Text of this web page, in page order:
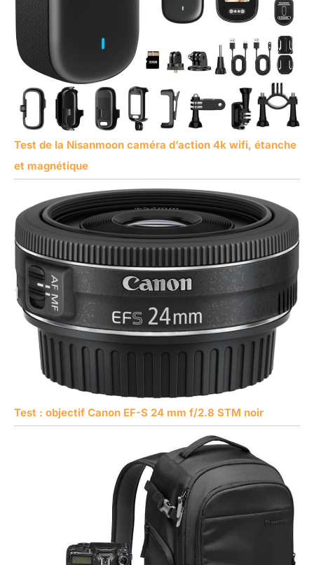
Test de la Nisanmoon caméra d’action 4k wifi, étanche
et magnétique
Test : objectif Canon EF-S 24 mm f/2.8 STM noir